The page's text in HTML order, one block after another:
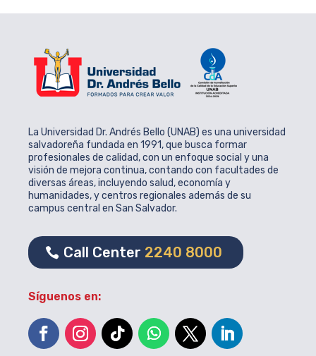
La Universidad Dr. Andrés Bello (UNAB) es una universidad
salvadoreña fundada en 1991, que busca formar
profesionales de calidad, con un enfoque social y una
visión de mejora continua, contando con facultades de
diversas áreas, incluyendo salud, economía y
humanidades, y centros regionales además de su
campus central en San Salvador.
Call Center 2240 8000
Síguenos en: